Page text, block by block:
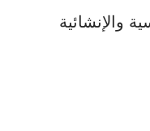
والإنشائية